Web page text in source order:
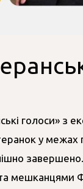
голоси» з
у межах
мешканцями